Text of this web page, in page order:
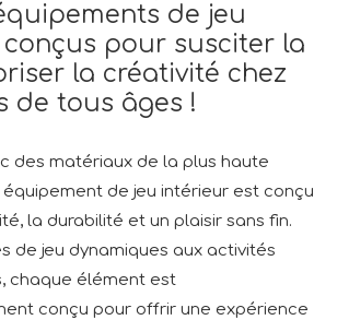
de jeu
pour susciter la
la créativité chez
de tous âges !
des matériaux de la plus haute
de jeu intérieur est conçu
la durabilité et un plaisir sans fin.
de jeu dynamiques aux activités
chaque élément est
conçu pour offrir une expérience